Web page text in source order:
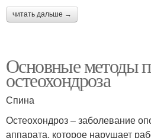
читать дальше →
Основные методы
остеохондроза
Спина
Остеохондроз – заболевание
аппарата, которое нарушает